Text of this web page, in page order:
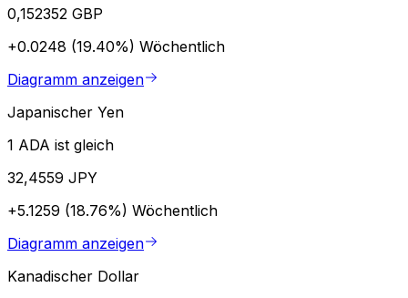
0,152352 GBP
+0.0248 (19.40%) Wöchentlich
Diagramm anzeigen
Japanischer Yen
1 ADA ist gleich
32,4559 JPY
+5.1259 (18.76%) Wöchentlich
Diagramm anzeigen
Kanadischer Dollar